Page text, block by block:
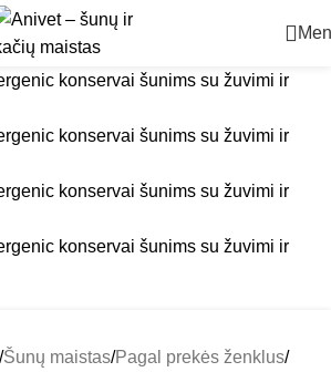
Šunų maistas Pagal prekės ženklus